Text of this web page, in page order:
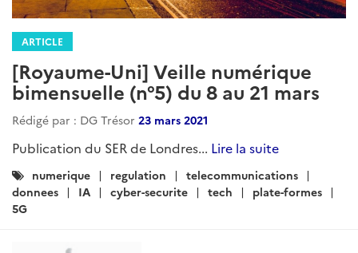
ARTICLE
[Royaume-Uni] Veille numérique
bimensuelle (n°5) du 8 au 21 mars
Rédigé par : DG Trésor 23 mars 2021
Publication du SER de Londres... Lire la suite
Catégories
:
numerique regulation
telecommunications
donnees
IA cyber-securite tech
plate-formes
5G